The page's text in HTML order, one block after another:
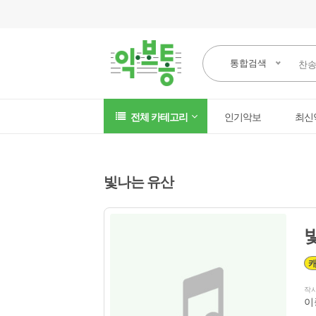
통합검색
전체 카테고리 인기악보 최
빛나는 유산
작